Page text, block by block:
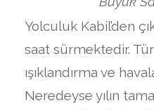
Yolculuk Kabil’den
saat sürmektedir.
ışıklandırma ve
Neredeyse yılın